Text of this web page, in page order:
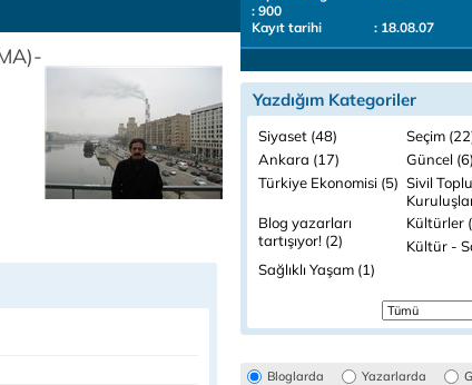
: 900
Kayıt tarihi
: 18.08.07
Yazdığım Kategoriler
Siyaset (48)
Seçim
Ankara (17)
Güncel (6)
Türkiye Ekonomisi (5) Sivil
Blog yazarları
tartışıyor! (2)
Kültürler
Kültür -
Sağlıklı Yaşam (1)
Bloglarda Yazarlarda